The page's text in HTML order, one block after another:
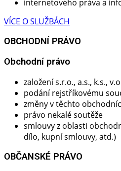
internetového práva a
VÍCE O SLUŽBÁCH
OBCHODNÍ PRÁVO
Obchodní právo​
založení s.r.o., a.s., k.s.,
podání rejstříkovému
změny v těchto
právo nekalé soutěže
smlouvy z oblasti
dílo, kupní smlouvy, atd.)
OBČANSKÉ PRÁVO